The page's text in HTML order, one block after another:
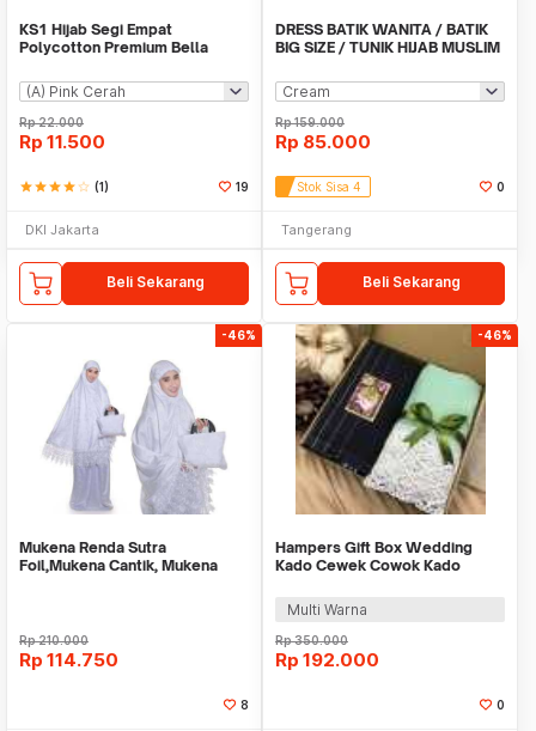
KS1 Hijab Segi Empat
Polycotton Premium Bella
Rp22.000
Rp 11.500
starstarstarstarstar_border (1) 19
DKI Jakarta
Beli Sekarang
DRESS BATIK WANITA / BATIK
BIG SIZE / TUNIK HIJAB MUSLIM
Rp159.000
Rp 85.000
Stok Sisa 4 0
Tangerang
Beli Sekarang
-46%
Mukena Renda Sutra
Foil,Mukena Cantik, Mukena
Rp210.000
Rp 114.750
8
-46%
Hampers Gift Box Wedding
Kado Cewek Cowok Kado
Multi Warna
Rp350.000
Rp 192.000
0